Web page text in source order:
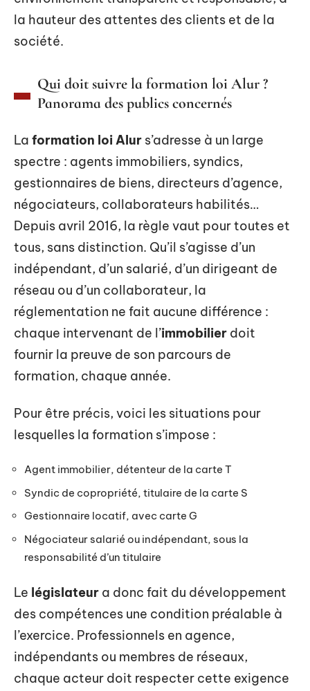
la hauteur des attentes des clients et de la
société.
Qui doit suivre la formation loi Alur ?
Panorama des publics concernés
La formation loi Alur s’adresse à un large
spectre : agents immobiliers, syndics,
gestionnaires de biens, directeurs d’agence,
négociateurs, collaborateurs habilités…
Depuis avril 2016, la règle vaut pour toutes et
tous, sans distinction. Qu’il s’agisse d’un
indépendant, d’un salarié, d’un dirigeant de
réseau ou d’un collaborateur, la
réglementation ne fait aucune différence :
chaque intervenant de l’immobilier doit
fournir la preuve de son parcours de
formation, chaque année.
Pour être précis, voici les situations pour
lesquelles la formation s’impose :
Agent immobilier, détenteur de la carte T
Syndic de copropriété, titulaire de la carte S
Gestionnaire locatif, avec carte G
Négociateur salarié ou indépendant, sous la
responsabilité d’un titulaire
Le législateur a donc fait du développement
des compétences une condition préalable à
l’exercice. Professionnels en agence,
indépendants ou membres de réseaux,
chaque acteur doit respecter cette exigence